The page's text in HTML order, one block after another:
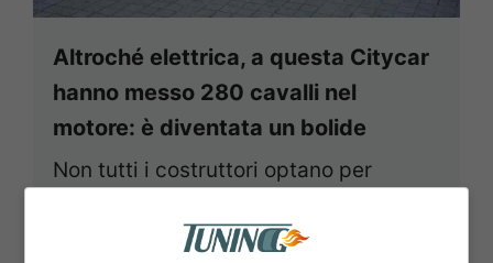
Altroché elettrica, a questa Citycar
hanno messo 280 cavalli nel
motore: è diventata un bolide
Non tutti i costruttori optano per
far battere il cuore dei puristi. Chi ...